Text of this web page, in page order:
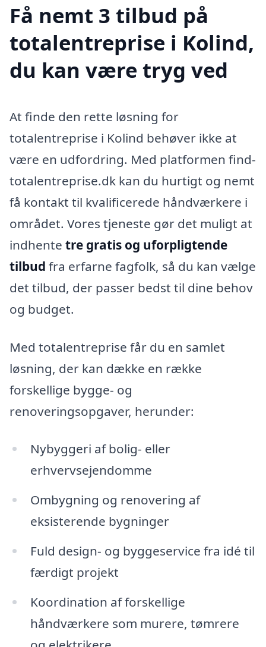
Få nemt 3 tilbud på
totalentreprise i Kolind,
du kan være tryg ved
At finde den rette løsning for
totalentreprise i Kolind behøver ikke at
være en udfordring. Med platformen find-
totalentreprise.dk kan du hurtigt og nemt
få kontakt til kvalificerede håndværkere i
området. Vores tjeneste gør det muligt at
indhente tre gratis og uforpligtende
tilbud fra erfarne fagfolk, så du kan vælge
det tilbud, der passer bedst til dine behov
og budget.
Med totalentreprise får du en samlet
løsning, der kan dække en række
forskellige bygge- og
renoveringsopgaver, herunder:
Nybyggeri af bolig- eller
erhvervsejendomme
Ombygning og renovering af
eksisterende bygninger
Fuld design- og byggeservice fra idé til
færdigt projekt
Koordination af forskellige
håndværkere som murere, tømrere